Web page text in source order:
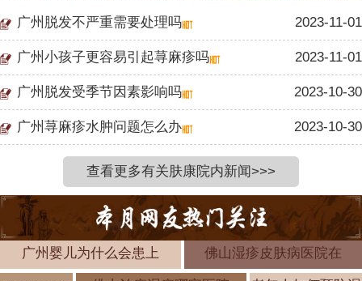
广州脱发不严重需要处理吗 2023-11-01
广州小孩子更容易引起荨麻疹吗 2023-11-01
广州脱发受季节因素影响吗 2023-10-30
广州荨麻疹水肿问题怎么办 2023-10-30
查看更多有关肤康院内新闻>>>
广州婴儿为什么会患上 佛山湿疹皮肤病医院在